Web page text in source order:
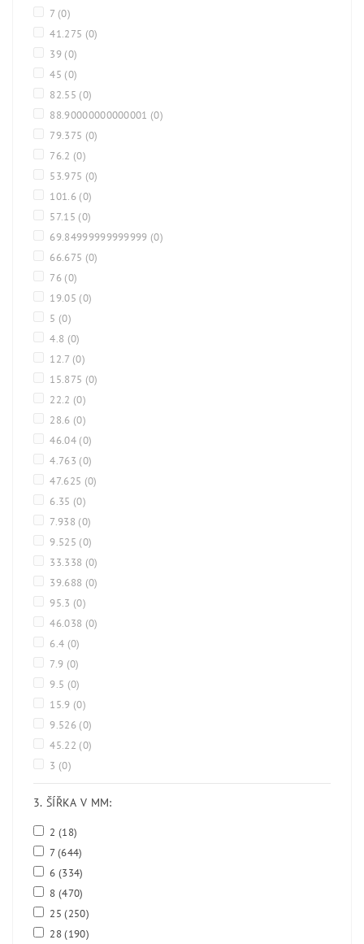
7 (0)
41.275 (0)
39 (0)
45 (0)
82.55 (0)
88.90000000000001 (0)
79.375 (0)
76.2 (0)
53.975 (0)
101.6 (0)
57.15 (0)
69.84999999999999 (0)
66.675 (0)
76 (0)
19.05 (0)
5 (0)
4.8 (0)
12.7 (0)
15.875 (0)
22.2 (0)
28.6 (0)
46.04 (0)
4.763 (0)
47.625 (0)
6.35 (0)
7.938 (0)
9.525 (0)
33.338 (0)
39.688 (0)
95.3 (0)
46.038 (0)
6.4 (0)
7.9 (0)
9.5 (0)
15.9 (0)
9.526 (0)
45.22 (0)
3 (0)
3. ŠÍŘKA V MM:
2 (18)
7(644)
6 (334)
8 (470)
25(250)
28(190)